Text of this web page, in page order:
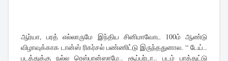
ஆர்யா, பரத் எல்லாருமே இந்திய சினிமாவோட 100ம் ஆண்டு
விழாவுக்காக டான்ஸ் ரிகர்சல் பண்ணிட்டு இருந்ததுனால. “ டேய்..
படத்துக்கு நல்ல ரெஸ்பான்ஸாமே.. சூப்பர்டா.. படம் பாத்துட்டு